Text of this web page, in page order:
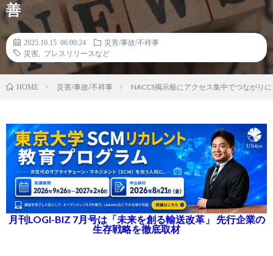
善
2025.10.15 06:00:24
災害/事故/不祥事
災害
プレスリリースなど
HOME 災害/事故/不祥事 NACCS掲示板にアクセス集中でつながり
月刊LOGI-BIZ 7月号は「未来を創る輸送改革」 先行企業の
生存戦略を徹底取材